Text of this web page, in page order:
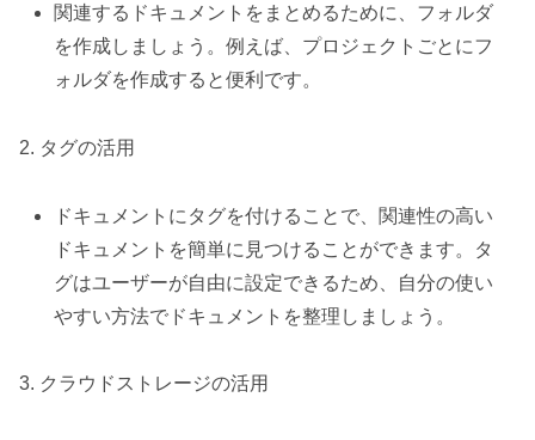
関連するドキュメントをまとめるために、フォルダ
を作成しましょう。例えば、プロジェクトごとにフ
ォルダを作成すると便利です。
2. タグの活用
ドキュメントにタグを付けることで、関連性の高い
ドキュメントを簡単に見つけることができます。タ
グはユーザーが自由に設定できるため、自分の使い
やすい方法でドキュメントを整理しましょう。
3. クラウドストレージの活用